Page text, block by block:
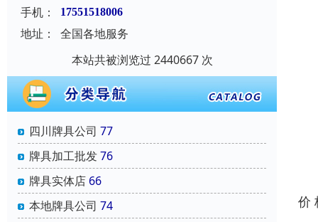
手机：
17551518006
地址：
全国各地服务
本站共被浏览过 2440667 次
四川牌具公司 77
牌具加工批发76
牌具实体店 66
本地牌具公司 74
价